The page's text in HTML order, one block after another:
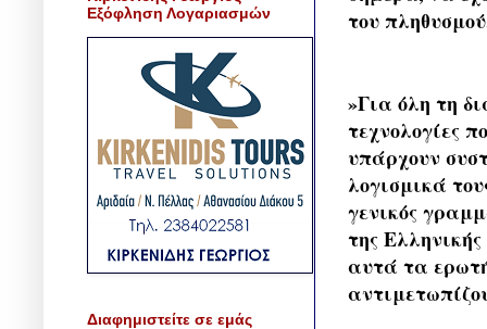
του
»Για όλη τη
τεχνολογίες
υπάρχουν
λογισμικά
γενικός
της
αυτά τα
Εξόφληση Λογαριασμών
Διαφημιστείτε σε εμάς